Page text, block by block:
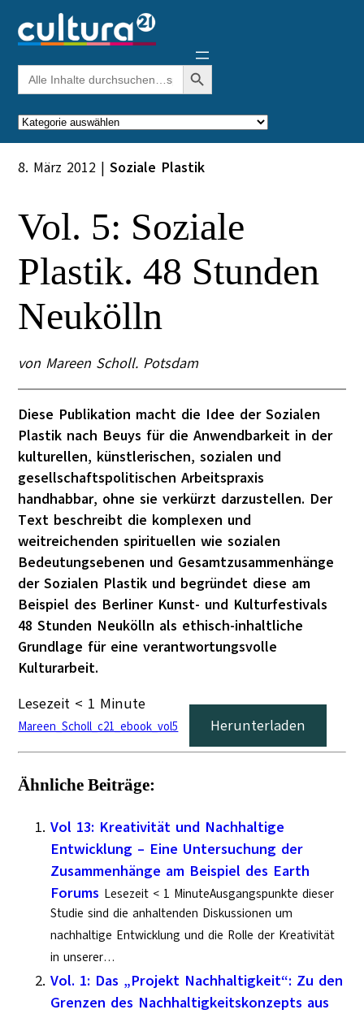
Inhalt
springen
Search
for:
Search Button
Kategorien
8. März 2012 |Soziale Plastik
Vol. 5: Soziale
Plastik. 48 Stunden
Neukölln
von Mareen Scholl. Potsdam
Diese Publikation macht die Idee der Sozialen
Plastik nach Beuys für die Anwendbarkeit in der
kulturellen, künstlerischen, sozialen und
gesellschaftspolitischen Arbeitspraxis
handhabbar, ohne sie verkürzt darzustellen. Der
Text beschreibt die komplexen und
weitreichenden spirituellen wie sozialen
Bedeutungsebenen und Gesamtzusammenhänge
der Sozialen Plastik und begründet diese am
Beispiel des Berliner Kunst- und Kulturfestivals
48 Stunden Neukölln als ethisch-inhaltliche
Grundlage für eine verantwortungsvolle
Kulturarbeit.
Lesezeit < 1 Minute
Mareen_Scholl_c21_ebook_vol5 Herunterladen
Ähnliche Beiträge:
Vol 13: Kreativität und Nachhaltige
Entwicklung – Eine Untersuchung der
Zusammenhänge am Beispiel des Earth
Forums Lesezeit < 1 MinuteAusgangspunkte dieser
Studie sind die anhaltenden Diskussionen um
nachhaltige Entwicklung und die Rolle der Kreativität
in unserer…
Vol. 1: Das „Projekt Nachhaltigkeit“: Zu den
Grenzen des Nachhaltigkeitskonzepts aus